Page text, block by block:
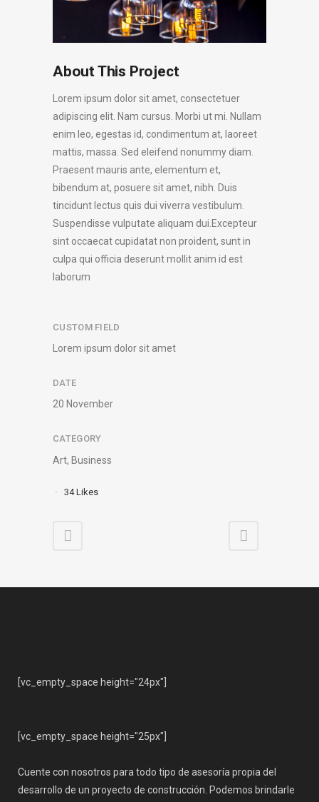
About This Project
Lorem ipsum dolor sit amet, consectetuer
adipiscing elit. Nam cursus. Morbi ut mi. Nullam
enim leo, egestas id, condimentum at, laoreet
mattis, massa. Sed eleifend nonummy diam.
Praesent mauris ante, elementum et,
bibendum at, posuere sit amet, nibh. Duis
tincidunt lectus quis dui viverra vestibulum.
Suspendisse vulputate aliquam dui.Excepteur
sint occaecat cupidatat non proident, sunt in
culpa qui officia deserunt mollit anim id est
laborum
CUSTOM FIELD
Lorem ipsum dolor sit amet
DATE
20 November
CATEGORY
Art, Business
34Likes
[vc_empty_space height="24px"]
[vc_empty_space height="25px"]
Cuente con nosotros para todo tipo de asesoría propia del
desarrollo de un proyecto de construcción. Podemos brindarle